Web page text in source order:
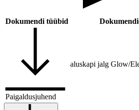
Dokumendi tüübid
Paigaldusjuhend
aluskapi jalg Glow/